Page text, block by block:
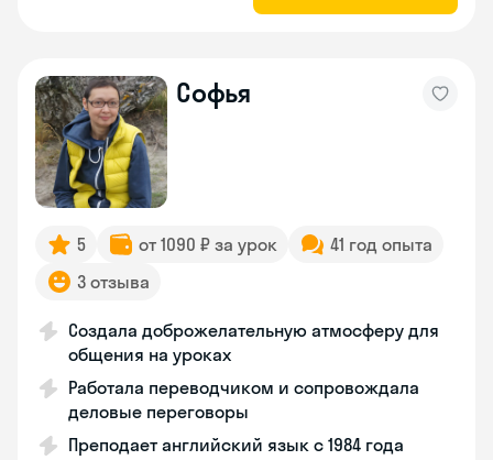
Софья
5 от 1090 ₽ за урок
41 год опыта
3 отзыва
Создала доброжелательную атмосферу для
общения на уроках
Работала переводчиком и сопровождала
деловые переговоры
Преподает английский язык с 1984 года